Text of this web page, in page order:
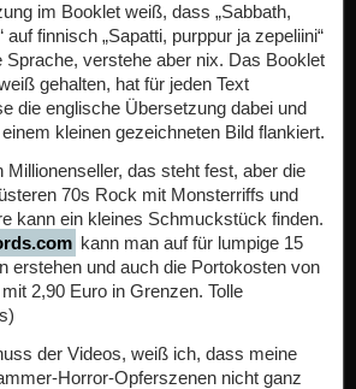
im Booklet weiß, dass „Sabbath,
auf finnisch „Sapatti, purppur ja zepeliini“
Sprache, verstehe aber nix. Das Booklet
gehalten, hat für jeden Text
die englische Übersetzung dabei und
kleinen gezeichneten Bild flankiert.
Millionenseller, das steht fest, aber die
70s Rock mit Monsterriffs und
kann ein kleines Schmuckstück finden.
kann man auf für lumpige 15
erstehen und auch die Portokosten von
2,90 Euro in Grenzen. Tolle
der Videos, weiß ich, dass meine
Horror-Opferszenen nicht ganz